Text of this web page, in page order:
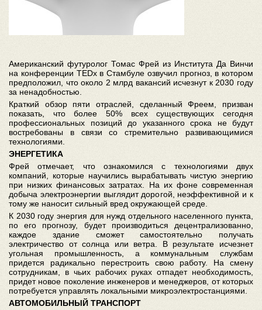
Американский футуролог Томас Фрей из Института Да Винчи
на конференции TEDx в Стамбуле озвучил прогноз, в котором
предположил, что около 2 млрд вакансий исчезнут к 2030 году
за ненадобностью.
Краткий обзор пяти отраслей, сделанный Фреем, призван
показать, что более 50% всех существующих сегодня
профессиональных позиций до указанного срока не будут
востребованы в связи со стремительно развивающимися
технологиями.
ЭНЕРГЕТИКА
Фрей отмечает, что ознакомился с технологиями двух
компаний, которые научились вырабатывать чистую энергию
при низких финансовых затратах. На их фоне современная
добыча электроэнергии выглядит дорогой, неэффективной и к
тому же наносит сильный вред окружающей среде.
К 2030 году энергия для нужд отдельного населенного пункта,
по его прогнозу, будет производиться децентрализованно,
каждое здание сможет самостоятельно получать
электричество от солнца или ветра. В результате исчезнет
угольная промышленность, а коммунальным службам
придется радикально перестроить свою работу. На смену
сотрудникам, в чьих рабочих руках отпадет необходимость,
придет новое поколение инженеров и менеджеров, от которых
потребуется управлять локальными микроэлектростанциями.
АВТОМОБИЛЬНЫЙ ТРАНСПОРТ